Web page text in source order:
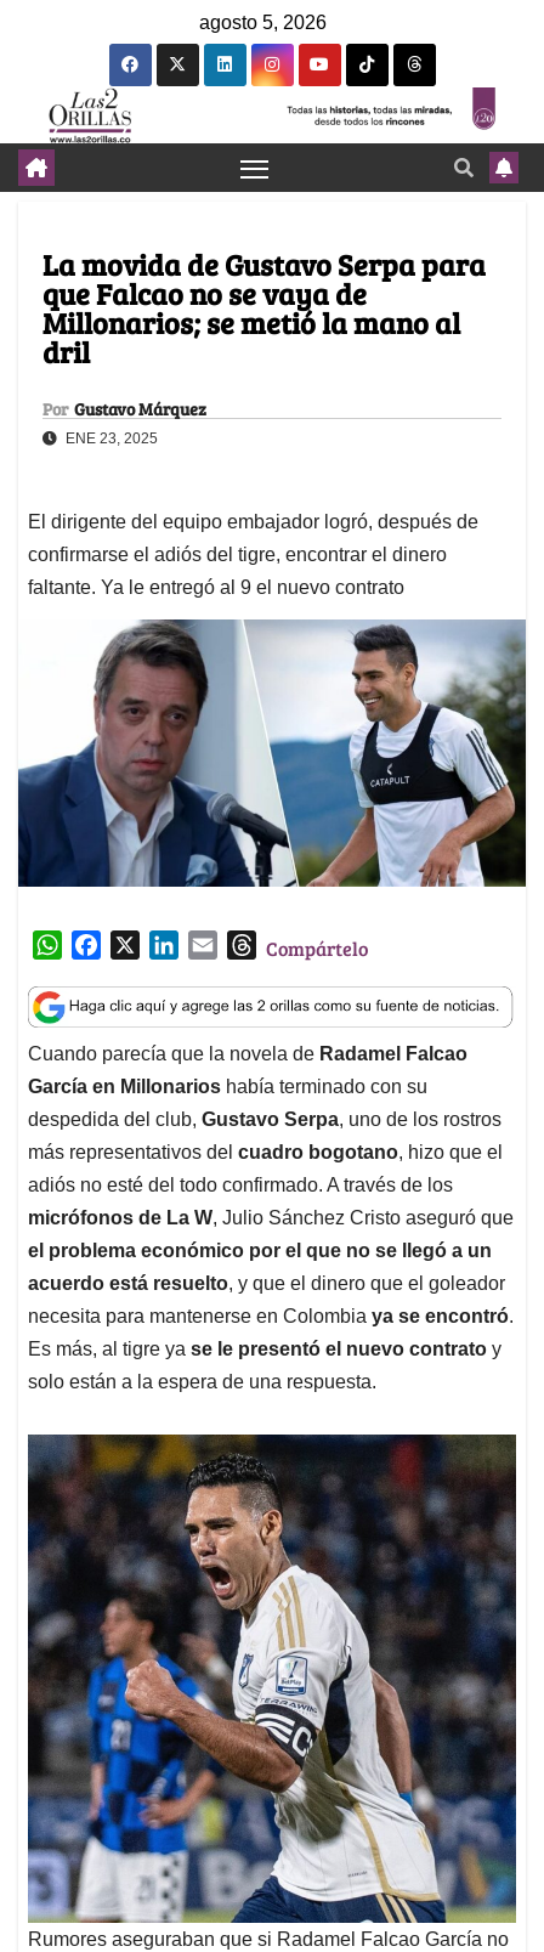
agosto 5, 2026
La movida de Gustavo Serpa para
que Falcao no se vaya de
Millonarios; se metió la mano al
dril
Por Gustavo Márquez
ENE 23, 2025
El dirigente del equipo embajador logró, después de
confirmarse el adiós del tigre, encontrar el dinero
faltante. Ya le entregó al 9 el nuevo contrato
W
a
t
s
A
p
p
c
e
b
o
o
k
n
k
e
d
I
n
a
i
l
T
r
e
a
d
s
Compártelo
Cuando parecía que la novela de Radamel Falcao
García en Millonarios había terminado con su
despedida del club, Gustavo Serpa, uno de los rostros
más representativos del cuadro bogotano, hizo que el
adiós no esté del todo confirmado. A través de los
micrófonos de La W, Julio Sánchez Cristo aseguró que
el problema económico por el que no se llegó a un
acuerdo está resuelto, y que el dinero que el goleador
necesita para mantenerse en Colombia ya se encontró.
Es más, al tigre ya se le presentó el nuevo contrato y
solo están a la espera de una respuesta.
Rumores aseguraban que si Radamel Falcao García no